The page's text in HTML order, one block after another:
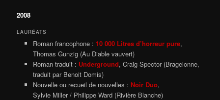
2008
LAURÉATS
Roman francophone : 10 000 Litres d’horreur pure,
Thomas Gunzig (Au Diable vauvert)
Roman traduit : Underground, Craig Spector (Bragelonne,
traduit par Benoit Domis)
Nouvelle ou recueil de nouvelles : Noir Duo,
Sylvie Miller / Philippe Ward (Rivière Blanche)